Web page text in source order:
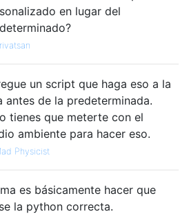
en lugar del
un script que haga eso a la
antes de la predeterminada.
tienes que meterte con el
ambiente para hacer eso.
Physicist
es básicamente hacer que
la python correcta.